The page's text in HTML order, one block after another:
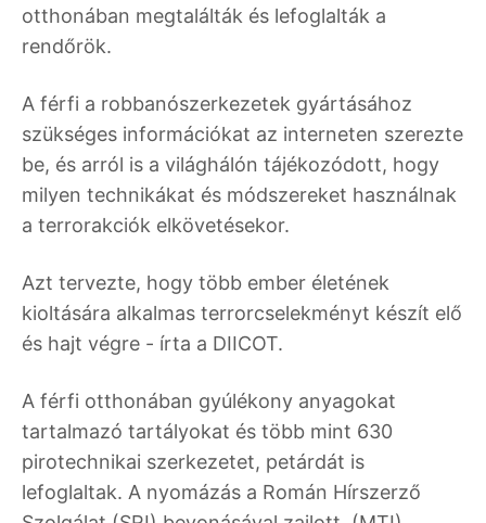
otthonában megtalálták és lefoglalták a
rendőrök.
A férfi a robbanószerkezetek gyártásához
szükséges információkat az interneten szerezte
be, és arról is a világhálón tájékozódott, hogy
milyen technikákat és módszereket használnak
a terrorakciók elkövetésekor.
Azt tervezte, hogy több ember életének
kioltására alkalmas terrorcselekményt készít elő
és hajt végre - írta a DIICOT.
A férfi otthonában gyúlékony anyagokat
tartalmazó tartályokat és több mint 630
pirotechnikai szerkezetet, petárdát is
lefoglaltak. A nyomázás a Román Hírszerző